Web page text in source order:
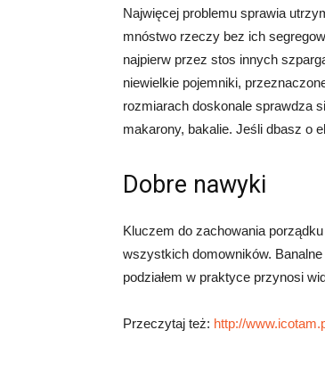
Najwięcej problemu sprawia
mnóstwo rzeczy bez ich
najpierw przez stos innych
niewielkie pojemniki,
rozmiarach doskonale sprawdza
makarony, bakalie. Jeśli dbasz o
Dobre nawyki
Kluczem do zachowania
wszystkich domowników.
podziałem w praktyce przynosi
Przeczytaj też: http://